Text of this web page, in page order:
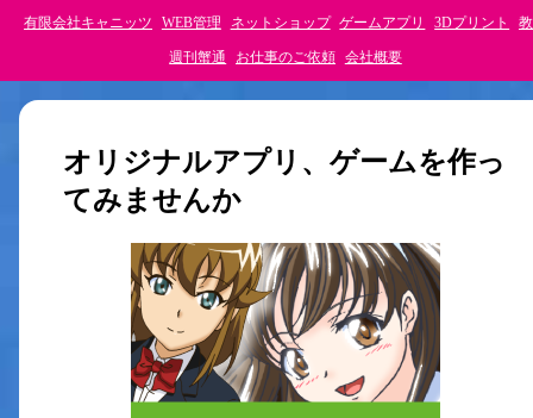
有限会社キャニッツ WEB管理 ネットショップ ゲームアプリ 3Dプリント
週刊蟹通 お仕事のご依頼 会社概要
オリジナルアプリ、ゲームを作っ
てみませんか